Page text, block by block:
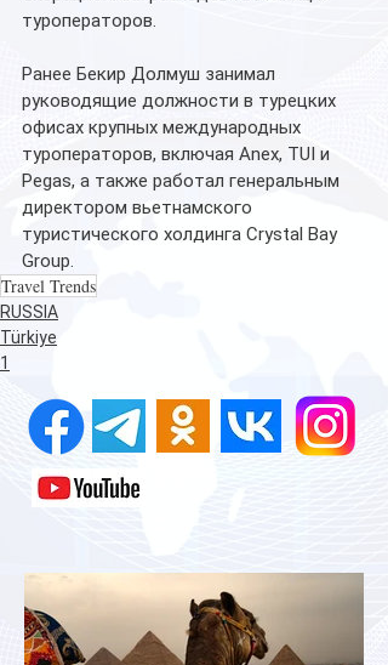
туроператоров.
Ранее Бекир Долмуш занимал
руководящие должности в турецких
офисах крупных международных
туроператоров, включая Anex, TUI и
Pegas, а также работал генеральным
директором вьетнамского
туристического холдинга Crystal Bay
Group.
Travel Trends
RUSSIA
Türkiye
1